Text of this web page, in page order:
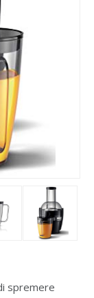
spremere